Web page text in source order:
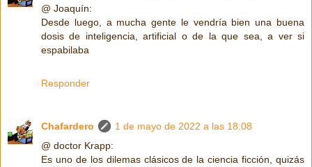
@ Joaquín:
Desde luego, a mucha gente le vendría bien una buena
dosis de inteligencia, artificial o de la que sea, a ver si
espabilaba
Responder
Chafardero
1 de mayo de 2022 a las 18:08
@ doctor Krapp:
Es uno de los dilemas clásicos de la ciencia ficción, quizás